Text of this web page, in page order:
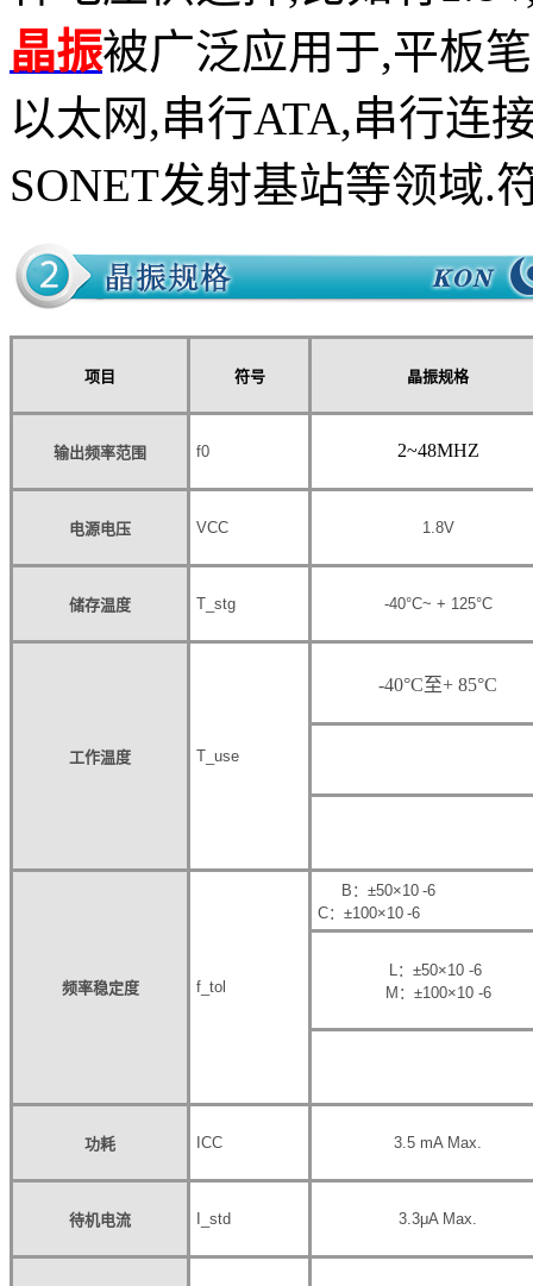
晶振被广泛应用于,平板
以太网,串行ATA,串行连
SONET发射基站等领域.
项目 符号 晶振规格
输出频率范围 f0 2~48MHZ
电源电压 VCC 1.8V
储存温度 T_stg -40°C~ + 125°C
工作温度 T_use
-40°C至+ 85°C
频率稳定度 f_tol
B：±50×10 -6
C：±100×10 -6
L：±50×10 -6
M：±100×10 -6
功耗 CC 3.5 mA Max.
待机电流 I_std 3.3μA Max.